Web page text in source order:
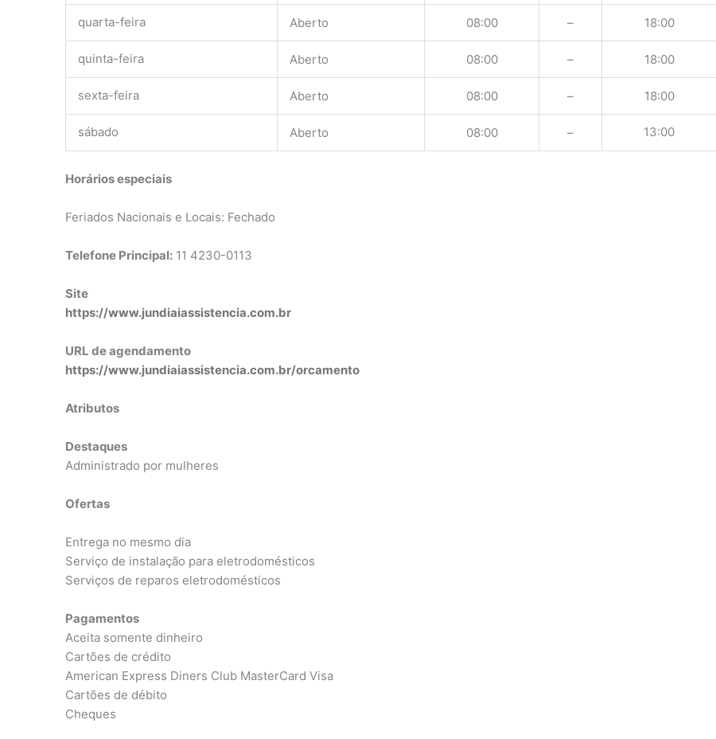
quarta-feira Aberto 08:00 – 18:00
quinta-feira Aberto 08:00 – 18:00
sexta-feira Aberto 08:00 – 18:00
sábado Aberto 08:00 – 13:00
Horários especiais
Feriados Nacionais e Locais: Fechado
Telefone Principal: 11 4230-0113
Site
https://www.jundiaiassistencia.com.br
URL de agendamento
https://www.jundiaiassistencia.com.br/orcamento
Atributos
Destaques
Administrado por mulheres
Ofertas
Entrega no mesmo dia
Serviço de instalação para eletrodomésticos
Serviços de reparos eletrodomésticos
Pagamentos
Aceita somente dinheiro
Cartões de crédito
American Express Diners Club MasterCard Visa
Cartões de débito
Cheques